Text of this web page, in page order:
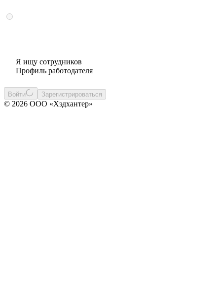
Я ищу сотрудников
Профиль работодателя
Войти Зарегистрироваться
© 2026 ООО «Хэдхантер»